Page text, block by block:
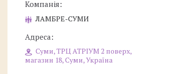
ЛАМБРЕ-СУМИ
Суми, ТРЦ АТРІУМ 2 поверх,
магазин 18, Суми, Україна